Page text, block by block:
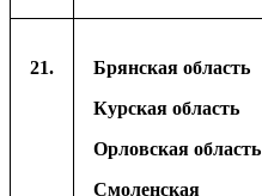
21.
Брянская область
Курская область
Орловская область
Смоленская